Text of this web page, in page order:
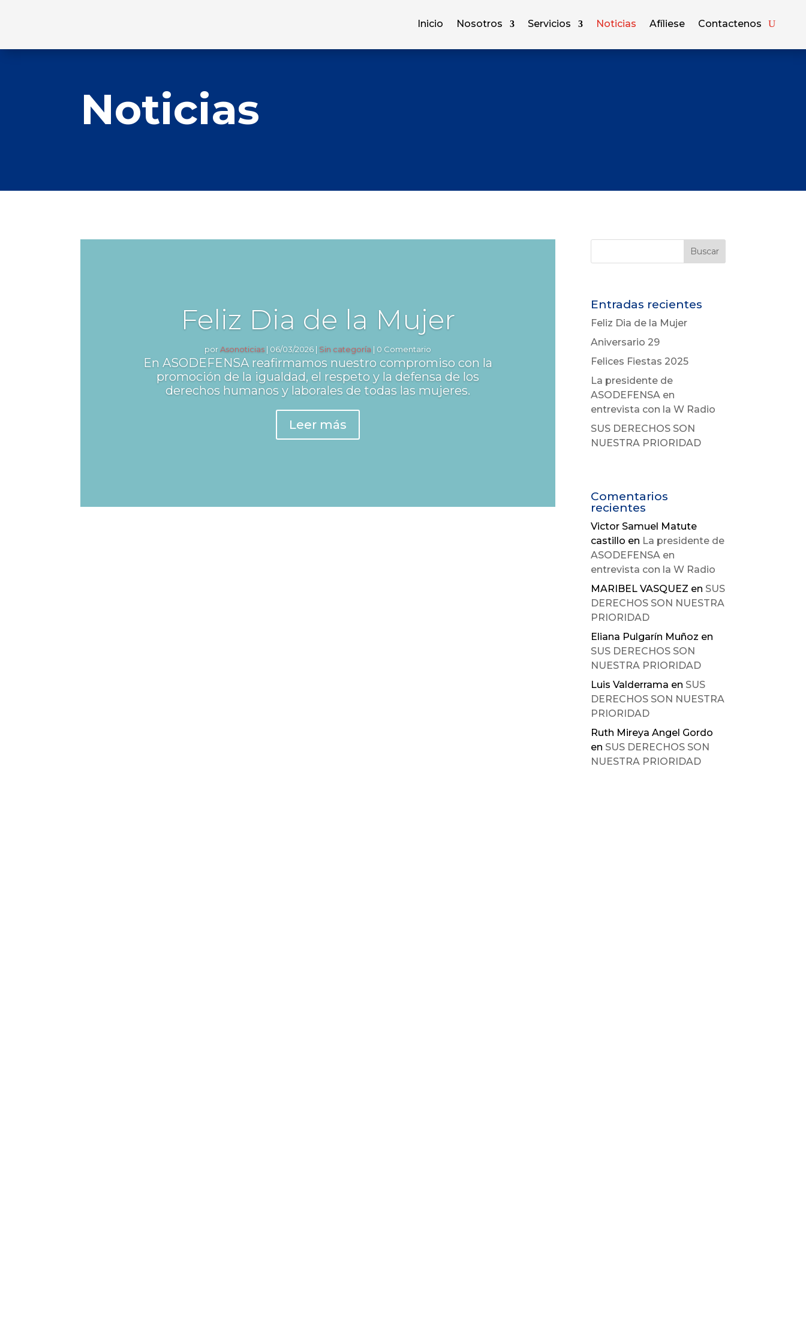
Inicio Nosotros Servicios Noticias Afíliese Contactenos
Noticias
Feliz Dia de la Mujer
porAsonoticias | 06/03/2026 | Sin categoría | 0 Comentario
En ASODEFENSA reafirmamos nuestro compromiso con la
promoción de la igualdad, el respeto y la defensa de los
derechos humanos y laborales de todas las mujeres.
Leer más
Entradas recientes
Feliz Dia de la Mujer
Aniversario 29
Felices Fiestas 2025
La presidente de
ASODEFENSA en
entrevista con la W Radio
SUS DERECHOS SON
NUESTRA PRIORIDAD
Comentarios
recientes
Victor Samuel Matute
castillo en La presidente de
ASODEFENSA en
entrevista con la W Radio
MARIBEL VASQUEZ en SUS
DERECHOS SON NUESTRA
PRIORIDAD
Eliana Pulgarín Muñoz en
SUS DERECHOS SON
NUESTRA PRIORIDAD
Luis Valderrama en SUS
DERECHOS SON NUESTRA
PRIORIDAD
Ruth Mireya Angel Gordo
en SUS DERECHOS SON
NUESTRA PRIORIDAD